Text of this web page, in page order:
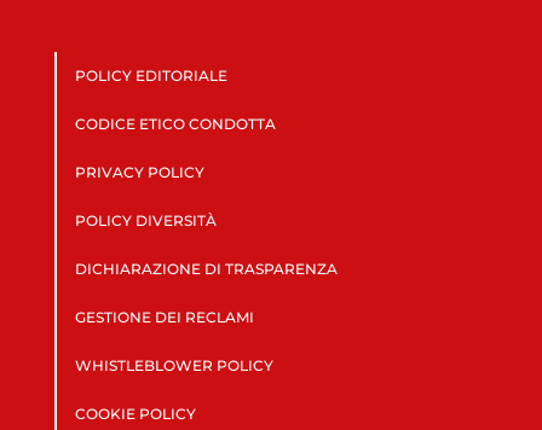
POLICY EDITORIALE
CODICE ETICO CONDOTTA
PRIVACY POLICY
POLICY DIVERSITÀ
DICHIARAZIONE DI TRASPARENZA
GESTIONE DEI RECLAMI
WHISTLEBLOWER POLICY
COOKIE POLICY